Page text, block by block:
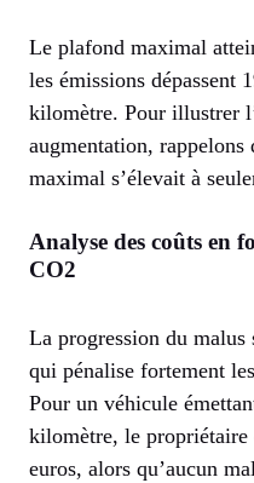
Le plafond maximal
les émissions dépassent
kilomètre. Pour illustrer
augmentation, rappelons
maximal s’élevait à
Analyse des coûts en
CO2
La progression du
qui pénalise fortement
Pour un véhicule
kilomètre, le propriétaire
euros, alors qu’aucun